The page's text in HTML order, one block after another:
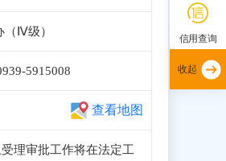
（Ⅳ级）
5915008
查看地图
理审批工作将在法定工
信用查询
收起